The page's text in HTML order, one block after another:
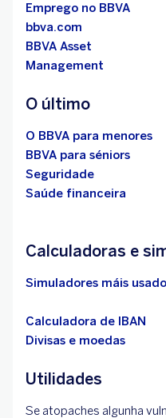
Emprego no BBVA
bbva.com
BBVA Asset
Management
O último
O BBVA para menores
BBVA para séniors
Seguridade
Saúde financeira
Calculadoras e
Simuladores máis
Calculadora de IBAN
Divisas e moedas
Utilidades
Se atopaches algunha